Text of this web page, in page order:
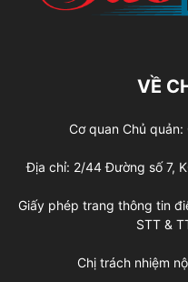
VỀ
Cơ quan Chủ
Địa chỉ: 2/44 Đường số 7,
Giấy phép trang thông tin
STT &
Chị trách nhiệm